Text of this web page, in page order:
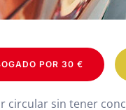
POR 30 €
circular sin tener